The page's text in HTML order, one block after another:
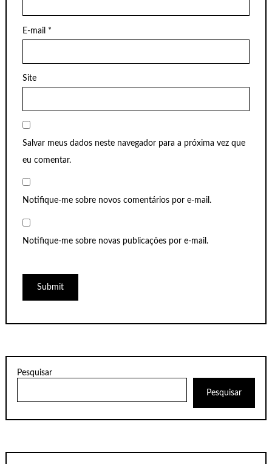
E-mail *
Site
Salvar meus dados neste navegador para a próxima vez que
eu comentar.
Notifique-me sobre novos comentários por e-mail.
Notifique-me sobre novas publicações por e-mail.
Pesquisar
Pesquisar